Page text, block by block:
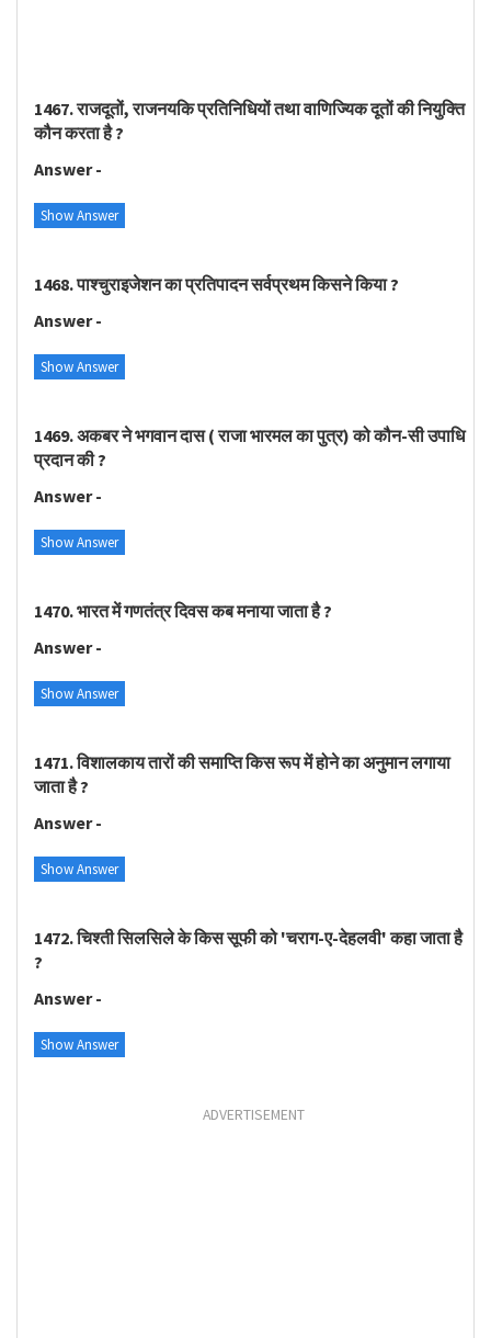
1467. राजदूतों, राजनयकि प्रतिनिधियों तथा वाणिज्यिक दूतों की नियुक्ति
कौन करता है ?
Answer -
Show Answer
1468. पाश्चुराइजेशन का प्रतिपादन सर्वप्रथम किसने किया ?
Answer -
Show Answer
1469. अकबर ने भगवान दास ( राजा भारमल का पुत्र) को कौन-सी उपाधि
प्रदान की ?
Answer -
Show Answer
1470. भारत में गणतंत्र दिवस कब मनाया जाता है ?
Answer -
Show Answer
1471. विशालकाय तारों की समाप्ति किस रूप में होने का अनुमान लगाया
जाता है ?
Answer -
Show Answer
1472. चिश्ती सिलसिले के किस सूफी को 'चराग-ए-देहलवी' कहा जाता है
?
Answer -
Show Answer
ADVERTISEMENT